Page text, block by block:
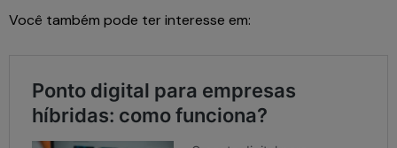
Você também pode ter interesse em: